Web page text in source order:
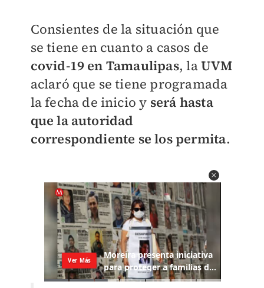
Consientes de la situación que
se tiene en cuanto a casos de
covid-19 en Tamaulipas, laUVM
aclaró que se tiene programada
la fecha de inicio y será hasta
que la autoridad
correspondiente se los permita.